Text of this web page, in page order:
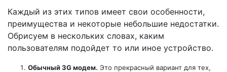
Каждый из этих типов имеет свои особенности,
преимущества и некоторые небольшие недостатки.
Обрисуем в нескольких словах, каким
пользователям подойдет то или иное устройство.
Обычный 3G модем. Это прекрасный вариант для тех,